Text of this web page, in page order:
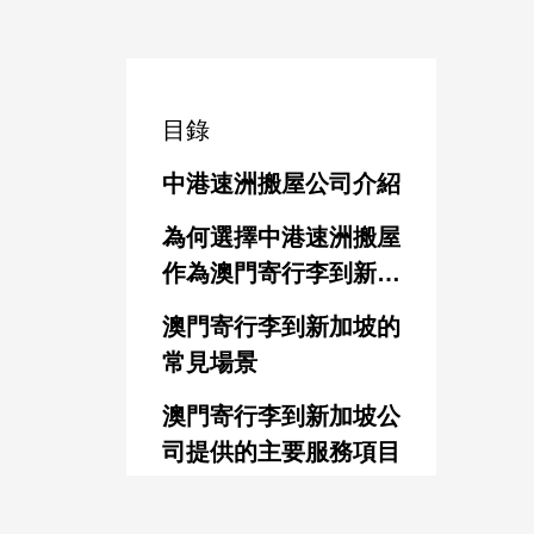
目錄
中港速洲搬屋公司介紹
為何選擇中港速洲搬屋
作為澳門寄行李到新加
坡公司首選
澳門寄行李到新加坡的
常見場景
澳門寄行李到新加坡公
司提供的主要服務項目